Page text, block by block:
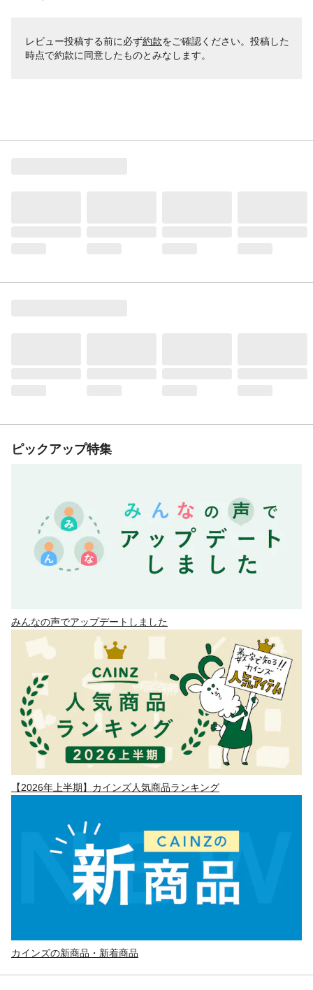
レビュー投稿する前に必ず約款をご確認ください。投稿した
時点で約款に同意したものとみなします。
ピックアップ特集
みんなの声でアップデートしました
【2026年上半期】カインズ人気商品ランキング
カインズの新商品・新着商品